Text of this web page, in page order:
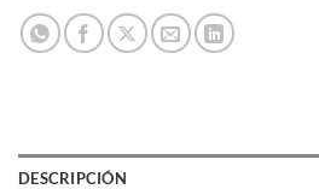
DESCRIPCIÓN